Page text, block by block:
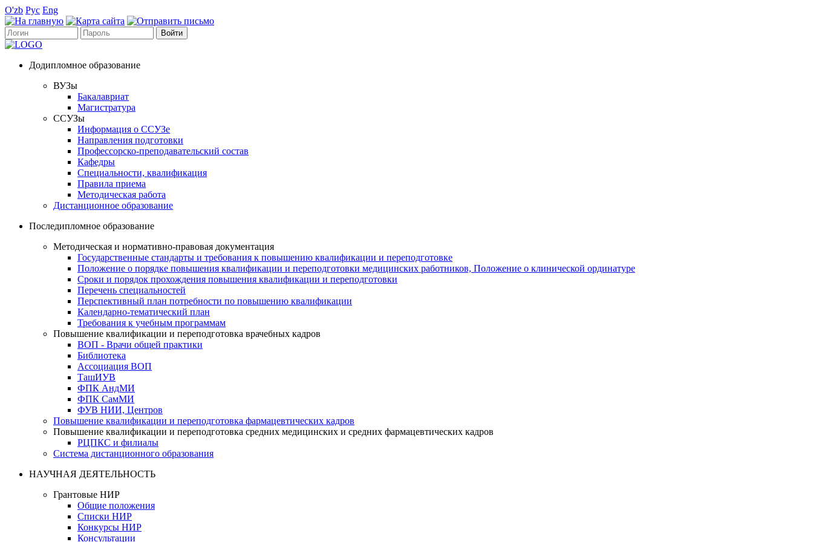
O'zb Рус Eng
Додипломное образование
ВУЗы
Бакалавриат
Магистратура
ССУЗы
Информация о ССУЗе
Направления подготовки
Профессорско-преподавательский состав
Кафедры
Специальности, квалификация
Правила приема
Методическая работа
Дистанционное образование
Последипломное образование
Методическая и нормативно-правовая документация
Государственные стандарты и требования к повышению квалификации и переподготовке
Положение о порядке повышения квалификации и переподготовки медицинских работников, Положение о клинической ординатуре
Сроки и порядок прохождения повышения квалификации и переподготовки
Перечень специальностей
Перспективный план потребности по повышению квалификации
Календарно-тематический план
Требования к учебным программам
Повышение квалификации и переподготовка врачебных кадров
ВОП - Врачи общей практики
Библиотека
Ассоциация ВОП
ТашИУВ
ФПК АндМИ
ФПК СамМИ
ФУВ НИИ, Центров
Повышение квалификации и переподготовка фармацевтических кадров
Повышение квалификации и переподготовка средних медицинских и средних фармацевтических кадров
РЦПКС и филиалы
Система дистанционного образования
НАУЧНАЯ ДЕЯТЕЛЬНОСТЬ
Грантовые НИР
Общие положения
Списки НИР
Конкурсы НИР
Консультации